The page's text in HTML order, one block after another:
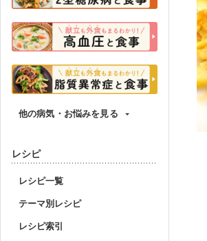
他の病気・お悩みを見る
レシピ
レシピ一覧
テーマ別レシピ
レシピ索引